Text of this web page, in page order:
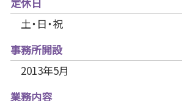
土・日・祝
事務所開設
2013年5月
業務内容